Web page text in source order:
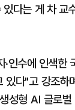
다는 게 차 교
인수에 인색한
있다"고 강조
성형 AI 글로